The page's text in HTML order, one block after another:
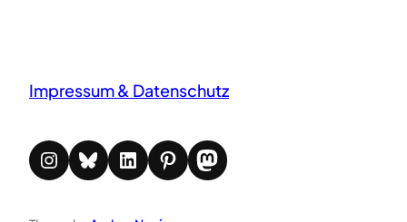
Impressum & Datenschutz
Instagram Bluesky LinkedIn Pinterest Mastodon